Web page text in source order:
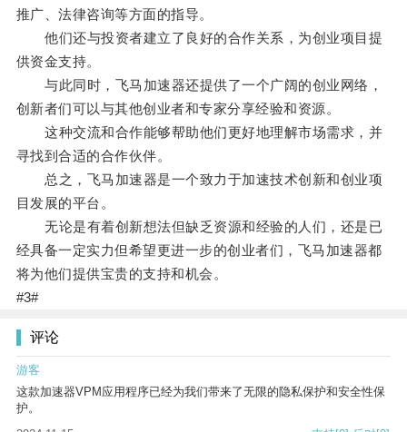
推广、法律咨询等方面的指导。
他们还与投资者建立了良好的合作关系，为创业项目提
供资金支持。
与此同时，飞马加速器还提供了一个广阔的创业网络，
创新者们可以与其他创业者和专家分享经验和资源。
这种交流和合作能够帮助他们更好地理解市场需求，并
寻找到合适的合作伙伴。
总之，飞马加速器是一个致力于加速技术创新和创业项
目发展的平台。
无论是有着创新想法但缺乏资源和经验的人们，还是已
经具备一定实力但希望更进一步的创业者们，飞马加速器都
将为他们提供宝贵的支持和机会。
#3#
评论
游客
这款加速器VPM应用程序已经为我们带来了无限的隐私保护和安全性保
护。